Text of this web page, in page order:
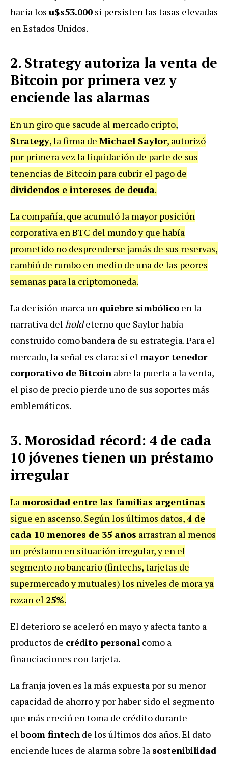
hacia los u$s53.000 si persisten las tasas elevadas
en Estados Unidos.
2. Strategy autoriza la venta de
Bitcoin por primera vez y
enciende las alarmas
En un giro que sacude al mercado cripto,
Strategy, la firma de Michael Saylor, autorizó
por primera vez la liquidación de parte de sus
tenencias de Bitcoin para cubrir el pago de
dividendos e intereses de deuda.
La compañía, que acumuló la mayor posición
corporativa en BTC del mundo y que había
prometido no desprenderse jamás de sus reservas,
cambió de rumbo en medio de una de las peores
semanas para la criptomoneda.
La decisión marca un quiebre simbólico en la
narrativa del holdeterno que Saylor había
construido como bandera de su estrategia. Para el
mercado, la señal es clara: si el mayor tenedor
corporativo de Bitcoin abre la puerta a la venta,
el piso de precio pierde uno de sus soportes más
emblemáticos.
3. Morosidad récord: 4 de cada
10 jóvenes tienen un préstamo
irregular
Lamorosidad entre las familias argentinas
sigue en ascenso. Según los últimos datos,4 de
cada 10 menores de 35 años arrastran al menos
un préstamo en situación irregular, y en el
segmento no bancario (fintechs, tarjetas de
supermercado y mutuales) los niveles de mora ya
rozan el 25%.
El deterioro se aceleró en mayo y afecta tanto a
productos de crédito personal como a
financiaciones con tarjeta.
La franja joven es la más expuesta por su menor
capacidad de ahorro y por haber sido el segmento
que más creció en toma de crédito durante
elboom fintech de los últimos dos años. El dato
enciende luces de alarma sobre la sostenibilidad